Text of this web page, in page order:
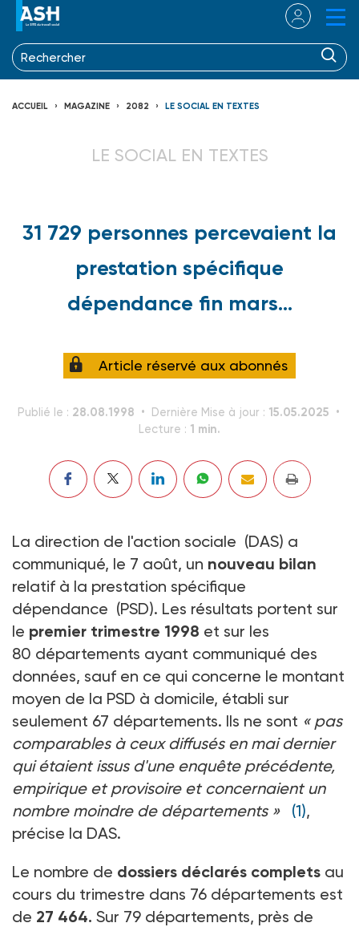
ACCUEIL MAGAZINE 2082 LE SOCIAL EN TEXTES
LE SOCIAL EN TEXTES
31 729 personnes percevaient la
prestation spécifique
dépendance fin mars...
Article réservé aux abonnés
Publié le : 28.08.1998 Dernière Mise à jour : 15.05.2025
Lecture : 1 min.
La direction de l'action sociale (DAS) a
communiqué, le 7 août, un nouveau bilan
relatif à la prestation spécifique
dépendance (PSD). Les résultats portent sur
le premier trimestre 1998 et sur les
80 départements ayant communiqué des
données, sauf en ce qui concerne le montant
moyen de la PSD à domicile, établi sur
seulement 67 départements. Ils ne sont « pas
comparables à ceux diffusés en mai dernier
qui étaient issus d'une enquête précédente,
empirique et provisoire et concernaient un
nombre moindre de départements »
(1),
précise la DAS.
Le nombre de dossiers déclarés complets au
cours du trimestre dans 76 départements est
de 27 464. Sur 79 départements, près de